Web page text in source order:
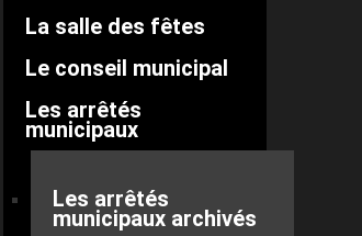
La salle des fêtes
Le conseil municipal
Les arrêtés
municipaux
Les arrêtés
municipaux archivés